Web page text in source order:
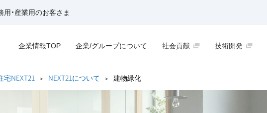
用・産業用のお客さま
企業情報TOP 企業/グループについて 社会貢献 技術開発
宅NEXT21 NEXT21について 建物緑化